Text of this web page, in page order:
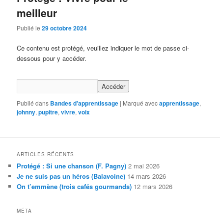
meilleur
Publié le29 octobre 2024
Ce contenu est protégé, veuillez indiquer le mot de passe ci-
dessous pour y accéder.
Publié dans Bandes d'apprentissage | Marqué avecapprentissage,
johnny,pupitre,vivre,voix
ARTICLES RÉCENTS
Protégé : Si une chanson (F. Pagny) 2 mai 2026
Je ne suis pas un héros (Balavoine) 14 mars 2026
On t’emmène (trois cafés gourmands) 12 mars 2026
MÉTA